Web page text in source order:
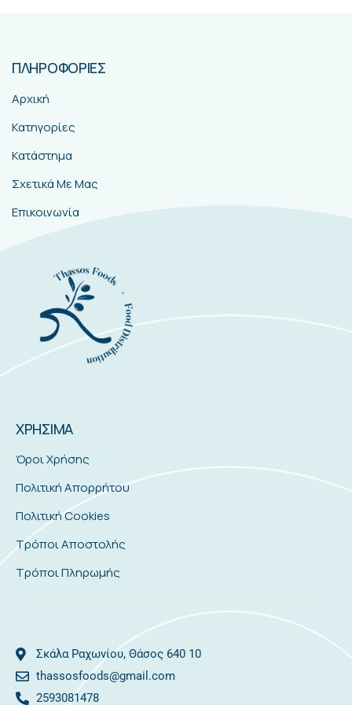
ΠΛΗΡΟΦΟΡΙΕΣ
Αρχική
Κατηγορίες
Κατάστημα
Σχετικά Με Μας
Επικοινωνία
ΧΡΗΣΙΜΑ
Όροι Χρήσης
Πολιτική Απορρήτου
Πολιτική Cookies
Τρόποι Αποστολής
Τρόποι Πληρωμής
Σκάλα Ραχωνίου, Θάσος 640 10
thassosfoods@gmail.com
2593081478